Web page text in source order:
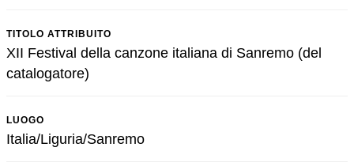
TITOLO ATTRIBUITO
XII Festival della canzone italiana di Sanremo (del
catalogatore)
LUOGO
Italia/Liguria/Sanremo